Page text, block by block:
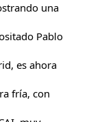
una
Pablo
es ahora
fría, con